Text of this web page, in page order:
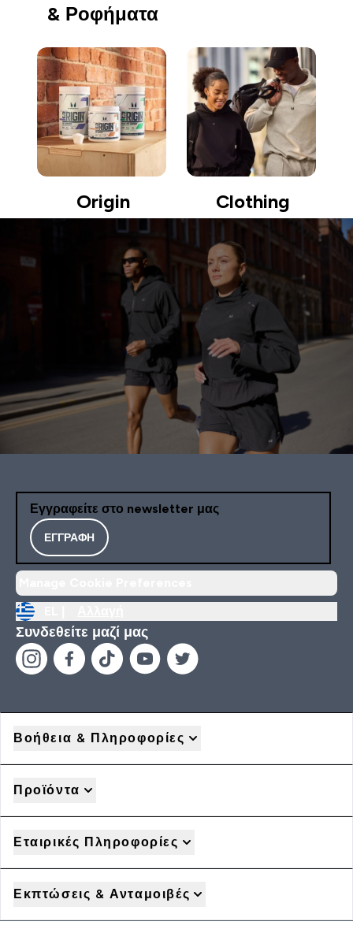
& Ροφήματα
Origin Clothing
Εγγραφείτε στο newsletter μας
ΕΓΓΡΑΦΉ
Συνδεθείτε μαζί μας
Βοήθεια & Πληροφορίες
Προϊόντα
Εταιρικές Πληροφορίες
Εκπτώσεις & Ανταμοιβές